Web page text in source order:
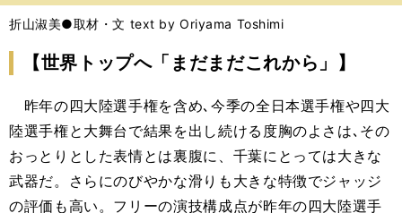
バ
折山淑美●取材・文 text by Oriyama Toshimi
【世界トップへ「まだまだこれから」】
昨年の四大陸選手権を含め､今季の全日本選手権や四大
陸選手権と大舞台で結果を出し続ける度胸のよさは､その
おっとりとした表情とは裏腹に、千葉にとっては大きな
武器だ。さらにのびやかな滑りも大きな特徴でジャッジ
の評価も高い。フリーの演技構成点が昨年の四大陸選手